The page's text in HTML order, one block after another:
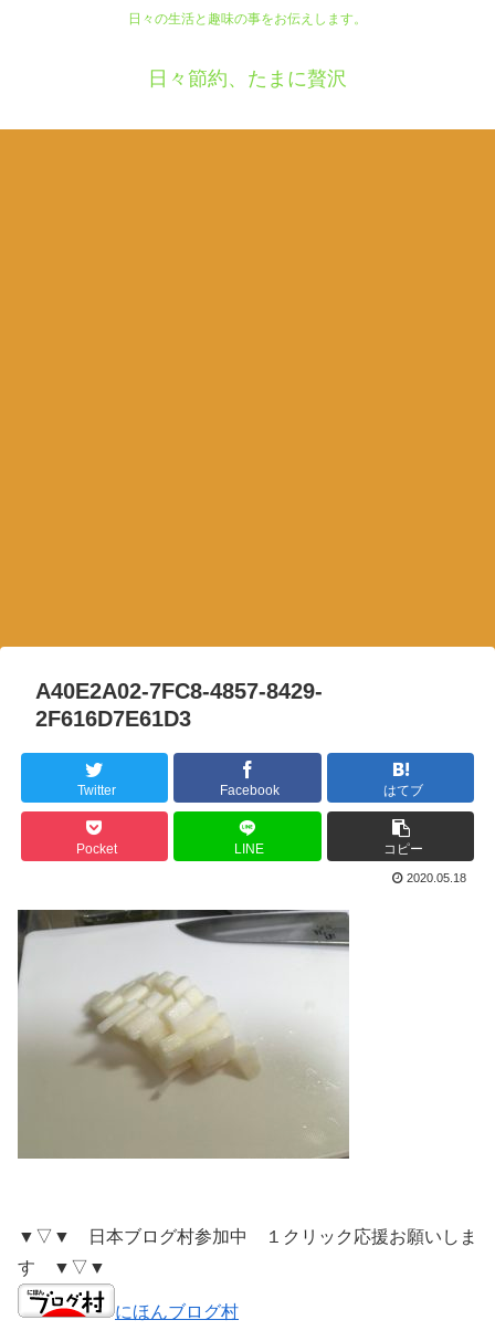
日々の生活と趣味の事をお伝えします。
日々節約、たまに贅沢
A40E2A02-7FC8-4857-8429-
2F616D7E61D3
Twitter Facebook はてブ
Pocket LINE コピー
2020.05.18
▼▽▼ 日本ブログ村参加中 １クリック応援お願いしま
す ▼▽▼
にほんブログ村